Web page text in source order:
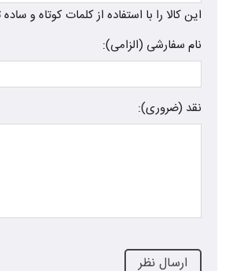
این کالا را با استفاده از کلمات کوتاه و
نام سفارشی (الزامی):
نقد (ضروری):